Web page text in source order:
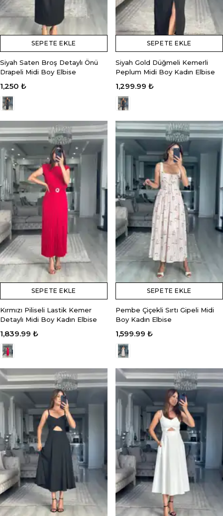
SEPETE EKLE
Siyah Saten Broş Detaylı Önü
Drapeli Midi Boy Elbise
1,250 ₺
SEPETE EKLE
Siyah Gold Düğmeli Kemerli
Peplum Midi Boy Kadın Elbise
1,299.99 ₺
SEPETE EKLE
Kırmızı Piliseli Lastik Kemer
Detaylı Midi Boy Kadın Elbise
1,839.99 ₺
SEPETE EKLE
Pembe Çiçekli Sırtı Gipeli Midi
Boy Kadın Elbise
1,599.99 ₺